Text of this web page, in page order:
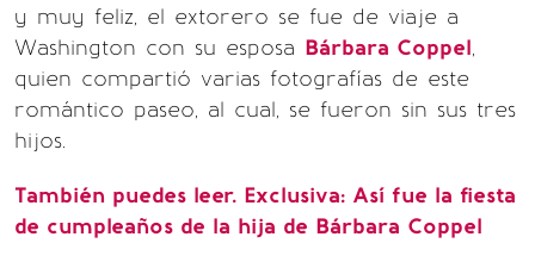
y muy feliz, el extorero se fue de viaje a
Washington con su esposa Bárbara Coppel,
quien compartió varias fotografías de este
romántico paseo, al cual, se fueron sin sus tres
hijos.
También puedes leer. Exclusiva: Así fue la fiesta
de cumpleaños de la hija de Bárbara Coppel